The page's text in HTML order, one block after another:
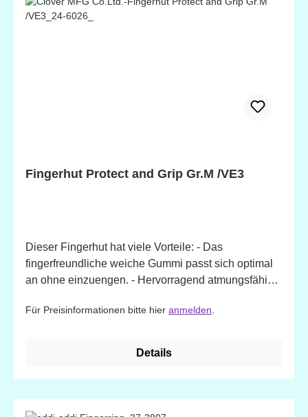
Fingerhut Protect and Grip Gr.M /VE3
Dieser Fingerhut hat viele Vorteile: - Das
fingerfreundliche weiche Gummi passt sich optimal
an ohne einzuengen. - Hervorragend atmungsfähig
leichter als ein Fingerhut komplett aus Metall -
gedrückt werden kann. Erhältlich in 3 verschiedenen
Für Preisinformationen bitte hier anmelden
Details